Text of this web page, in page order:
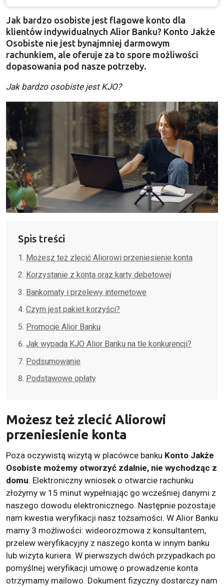
Jak bardzo osobiste jest flagowe konto dla
klientów indywidualnych Alior Banku? Konto Jakże
Osobiste nie jest bynajmniej darmowym
rachunkiem, ale oferuje za to spore możliwości
dopasowania pod nasze potrzeby.
Jak bardzo osobiste jest KJO?
Spis treści
Możesz też zlecić Aliorowi przeniesienie konta
Korzystanie z konta oraz karty debetowej
Bankomaty i przelewy internetowe
Czym jest pakiet korzyści?
Promocje Alior Banku
Jak wypada KJO Alior Banku na tle konkurencji?
Podsumowanie
Podstawowe opłaty
Możesz też zlecić Aliorowi
przeniesienie konta
Poza oczywistą wizytą w placówce banku Konto Jakże
Osobiste możemy otworzyć zdalnie, nie wychodząc z
domu. Elektroniczny wniosek o otwarcie rachunku
złożymy w 15 minut wypełniając go wcześniej danymi z
naszego dowodu elektronicznego. Następnie pozostaje
nam kwestia weryfikacji nasz tożsamości. W Alior Banku
mamy 3 możliwości: wideorozmowa z konsultantem,
przelew weryfikacyjny z naszego konta w innym banku
lub wizyta kuriera. W pierwszych dwóch przypadkach po
pomyślnej weryfikacji umowę o prowadzenie konta
otrzymamy mailowo. Dokument fizyczny dostarczy nam